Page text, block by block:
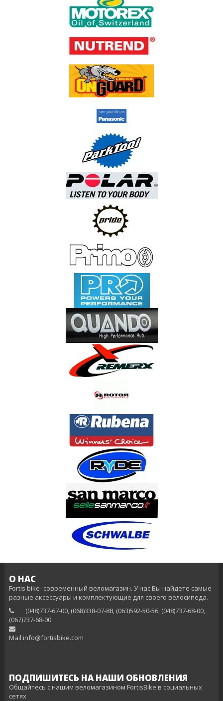
О НАС
Fortis bike- современный веломагазин. У нас Вы найдете самые
разные аксессуары и комплектующие для своего велосипеда.
(048)737-67-00, (068)338-07-88, (063)592-50-56, (048)737-68-00,
(‎067)737-68-00
Mail:info@fortisbike.com
ПОДПИШИТЕСЬ НА НАШИ ОБНОВЛЕНИЯ
Общайтесь с нашим веломагазином FortisBike в социальных
сетях